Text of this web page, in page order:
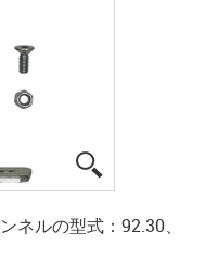
ネルの型式：92.30、